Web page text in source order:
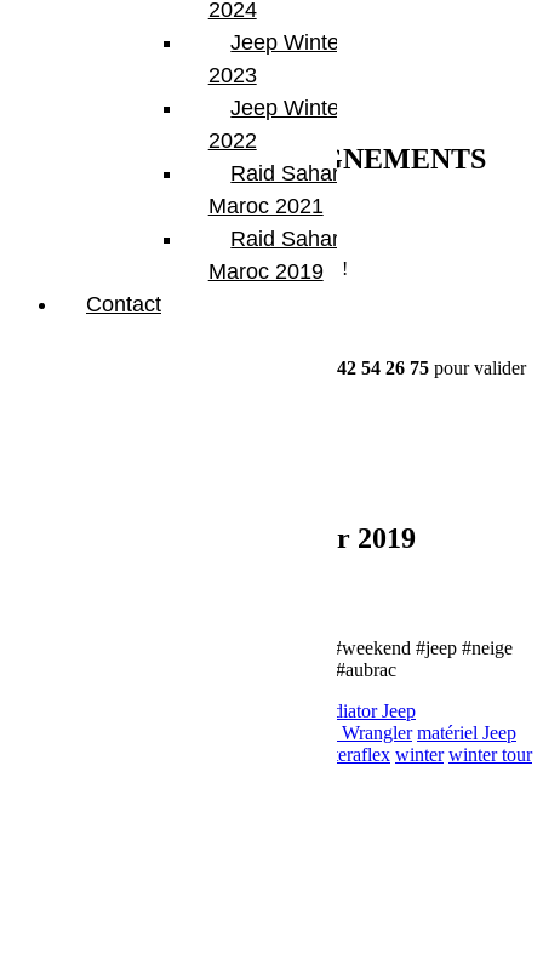
DEMANDE DE RENSEIGNEMENTS
Formulaire de contact non trouvé !
04 42 54 26 75 pour valider
Jeep Winter Tour 2019
#jeeponly #bumperoffroad #wintertour #weekend #jeep #neige
#soleil #lozère #ardèche #aubrac
Gladiator Jeep
Jeep Wrangler matériel Jeep
teraflex winter winter tour
2024
Jeep Winter Tour
2023
Jeep Winter Tour
2022
Raid Sahara Tour
Maroc 2021
Raid Sahara Tour
Maroc 2019
Contact